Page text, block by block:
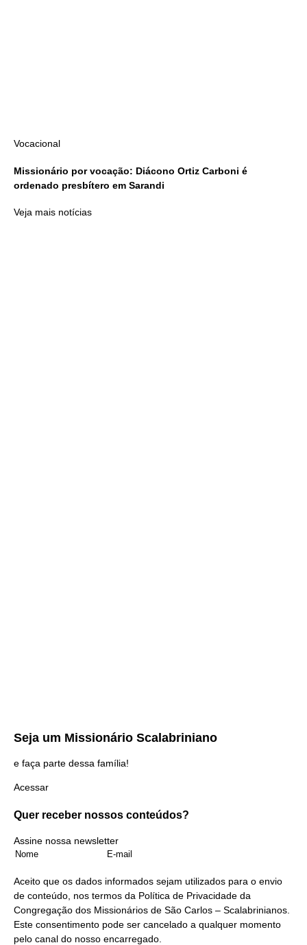
Vocacional
Missionário por vocação: Diácono Ortiz Carboni é
ordenado presbítero em Sarandi
Veja mais notícias
Seja um Missionário Scalabriniano
e faça parte dessa família!
Acessar
Quer receber nossos conteúdos?
Assine nossa newsletter
Aceito que os dados informados sejam utilizados para o envio
de conteúdo, nos termos da Política de Privacidade da
Congregação dos Missionários de São Carlos – Scalabrinianos.
Este consentimento pode ser cancelado a qualquer momento
pelo canal do nosso encarregado.